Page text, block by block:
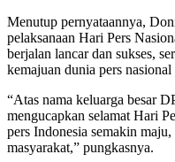
Menutup pernyataannya,
pelaksanaan Hari Pers
berjalan lancar dan sukses,
kemajuan dunia pers nasional
“Atas nama keluarga besar
mengucapkan selamat Hari
pers Indonesia semakin
masyarakat,” pungkasnya.